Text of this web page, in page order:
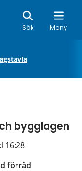
Sök Meny
Sök
bygglagen
16:28
förråd